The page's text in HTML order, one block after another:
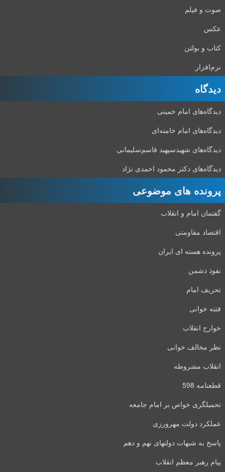
صوت و فیلم
عکس
کتاب و بولتن
نرم‌افزار
دیدگاه‌
دیدگاه‌های امام خمینی
دیدگاه‌های امام خامنه‌ای
دیدگاه‌های شهید‌سپهبد قاسم‌سلیمانی
دیدگاه‌های دکتر محمود احمدی نژاد
پرونده های موضوعی
گفتمان امام و انقلاب
اقتصاد مقاومتی
پرونده هسته ای ایران
نفوذ دشمن
تحریف امام
فتنه خوانی
خوارج انقلاب
نظر مخالف خوانی
انقلاب مشروطه
قطعنامه 598
تحمیلگری خواص بر امام جامعه
عملکرد دولت مهرورزی
پاسخ به شبهات دولتهای نهم و دهم
پیام رهبر معظم انقلاب